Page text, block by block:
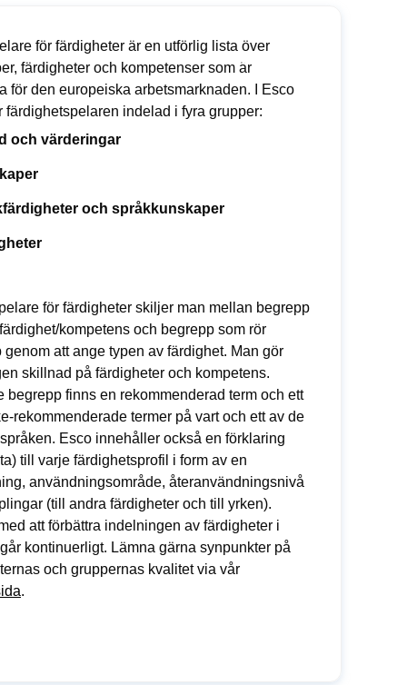
för färdigheter är en utförlig lista över
färdigheter och kompetenser som är
för den europeiska arbetsmarknaden. I Esco
färdighetspelaren indelad i fyra grupper:
och värderingar
och språkkunskaper
pelare för färdigheter skiljer man mellan begrepp
kompetens och begrepp som rör
genom att ange typen av färdighet. Man gör
skillnad på färdigheter och kompetens.
begrepp finns en rekommenderad term och ett
rekommenderade termer på vart och ett av de
Esco innehåller också en förklaring
till varje färdighetsprofil i form av en
användningsområde, återanvändningsnivå
(till andra färdigheter och till yrken).
att förbättra indelningen av färdigheter i
kontinuerligt. Lämna gärna synpunkter på
och gruppernas kvalitet via vår
.